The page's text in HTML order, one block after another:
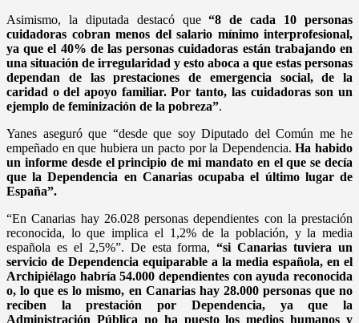
Asimismo, la diputada destacó que“8 de cada 10 personas
cuidadoras cobran menos del salario mínimo interprofesional,
ya que el 40% de las personas cuidadoras están trabajando en
una situación de irregularidad y esto aboca a que estas personas
dependan de las prestaciones de emergencia social, de la
caridad o del apoyo familiar. Por tanto, las cuidadoras son un
ejemplo de feminización de la pobreza”.
Yanes aseguró que “desde que soy Diputado del Común me he
empeñado en que hubiera un pacto por la Dependencia.Ha habido
un informe desde el principio de mi mandato en el que se decía
que la Dependencia en Canarias ocupaba el último lugar de
España”.
“En Canarias hay 26.028 personas dependientes con la prestación
reconocida, lo que implica el 1,2% de la población, y la media
española es el 2,5%”. De esta forma,“si Canarias tuviera un
servicio de Dependencia equiparable a la media española, en el
Archipiélago habría 54.000 dependientes con ayuda reconocida
o, lo que es lo mismo, en Canarias hay 28.000 personas que no
reciben la prestación por Dependencia, ya que la
Administración Pública no ha puesto los medios humanos y